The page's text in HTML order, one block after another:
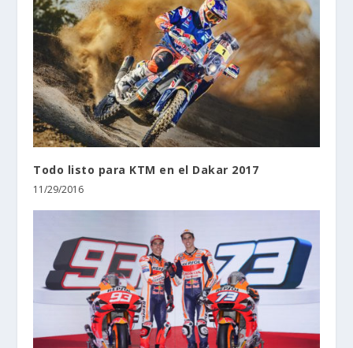
Todo listo para KTM en el Dakar 2017
11/29/2016